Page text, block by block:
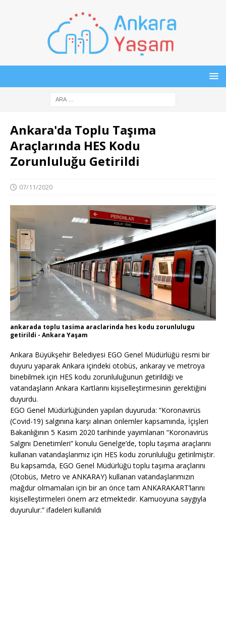
Ankara'da Toplu Taşıma
Araçlarında HES Kodu
Zorunluluğu Getirildi
07/11/2020
ankarada toplu tasima araclarinda hes kodu zorunlulugu
getirildi - Ankara Yaşam
Ankara Büyükşehir Belediyesi EGO Genel Müdürlüğü resmi bir
duyuru yaparak Ankara içindeki otobüs, ankaray ve metroya
binebilmek için HES kodu zorunluluğunun getirildiği ve
vatandaşların Ankara Kartlarını kişiselleştirmesinin gerektiğini
duyurdu.
EGO Genel Müdürlüğünden yapılan duyuruda: “Koronavirüs
(Covid-19) salgınına karşı alınan önlemler kapsamında, İçişleri
Bakanlığının 5 Kasım 2020 tarihinde yayımlanan “Koronavirüs
Salgını Denetimleri” konulu Genelge’de, toplu taşıma araçlarını
kullanan vatandaşlarımız için HES kodu zorunluluğu getirilmiştir.
Bu kapsamda, EGO Genel Müdürlüğü toplu taşıma araçlarını
(Otobüs, Metro ve ANKARAY) kullanan vatandaşlarımızın
mağdur olmamaları için bir an önce tam ANKARAKART’larını
kişiselleştirmeleri önem arz etmektedir. Kamuoyuna saygıyla
duyurulur.” ifadeleri kullanıldı